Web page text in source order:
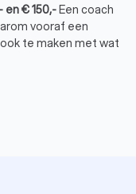
en€150,-Een coach
vooraf een
te maken met wat